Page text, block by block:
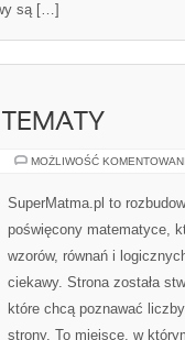
są […]
MOŻLIWOŚĆ
SuperMatma.pl to
poświęcony matematyce,
wzorów, równań i
ciekawy. Strona została
które chcą poznawać
strony. To miejsce, w